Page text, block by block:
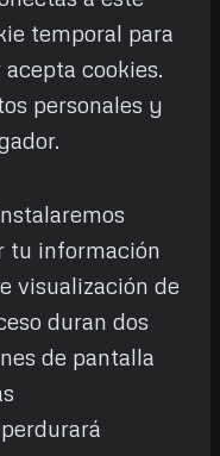
temporal para
cookies.
personales y
tu información
visualización de
duran dos
de pantalla